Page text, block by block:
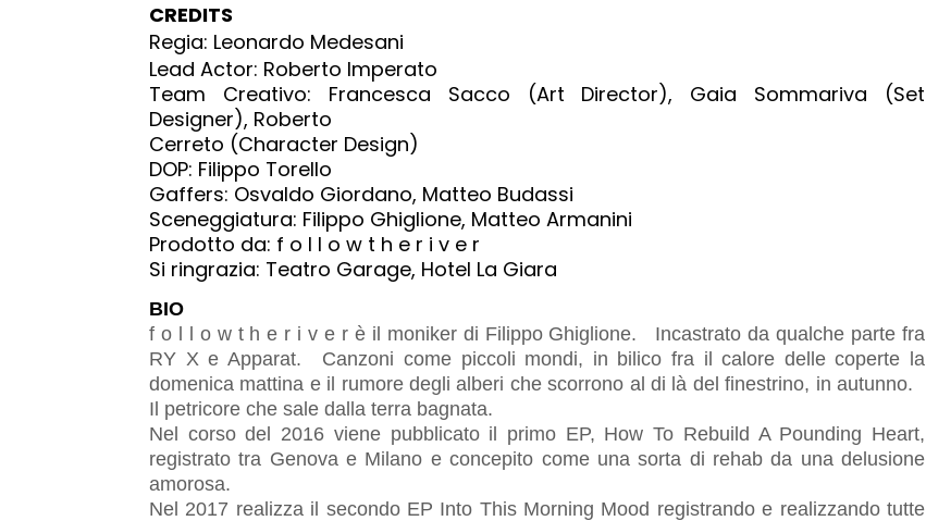
CREDITS
Regia: Leonardo Medesani
Lead Actor: Roberto Imperato
Team Creativo: Francesca Sacco (Art Director), Gaia Sommariva (Set
Designer), Roberto
Cerreto (Character Design)
DOP: Filippo Torello
Gaffers: Osvaldo Giordano, Matteo Budassi
Sceneggiatura: Filippo Ghiglione, Matteo Armanini
Prodotto da: f o l l o w t h e r i v e r
Si ringrazia: Teatro Garage, Hotel La Giara
BIO
f o l l o w t h e r i v e r è il moniker di Filippo Ghiglione. Incastrato da qualche parte fra
RY X e Apparat. Canzoni come piccoli mondi, in bilico fra il calore delle coperte la
domenica mattina e il rumore degli alberi che scorrono al di là del finestrino, in autunno.
Il petricore che sale dalla terra bagnata.
Nel corso del 2016 viene pubblicato il primo EP, How To Rebuild A Pounding Heart,
registrato tra Genova e Milano e concepito come una sorta di rehab da una delusione
amorosa.
Nel 2017 realizza il secondo EP Into This Morning Mood registrando e realizzando tutte